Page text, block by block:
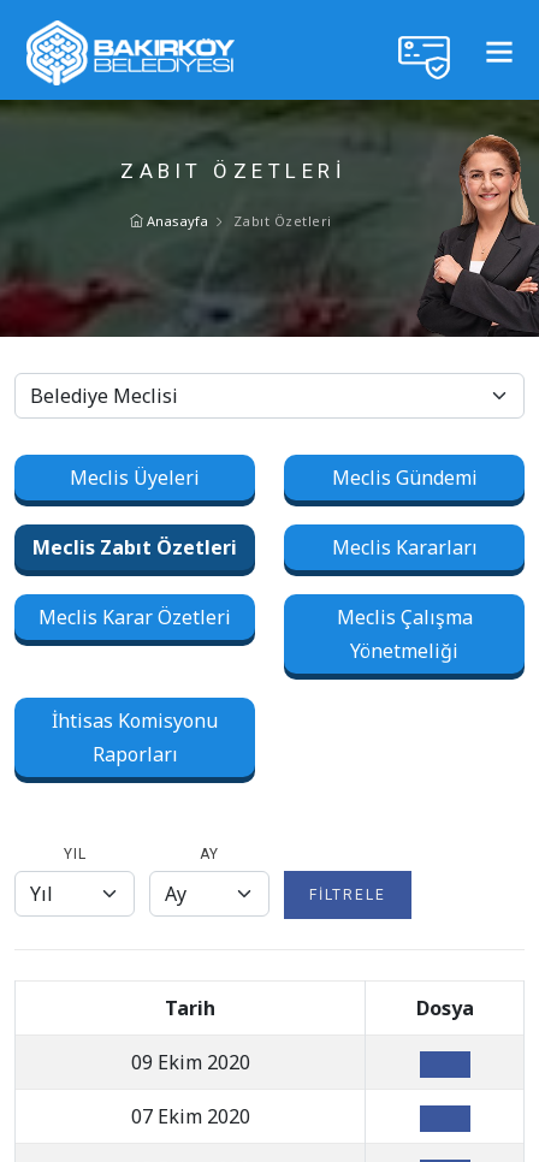
ZABIT ÖZETLERI
Anasayfa Zabıt Özetleri
Meclis Üyeleri Meclis Gündemi
Meclis Zabıt Özetleri Meclis Kararları
Meclis Karar Özetleri
Meclis Çalışma
Yönetmeliği
İhtisas Komisyonu
Raporları
YIL AY
FILTRELE
Tarih Dosya
09 Ekim 2020
07 Ekim 2020